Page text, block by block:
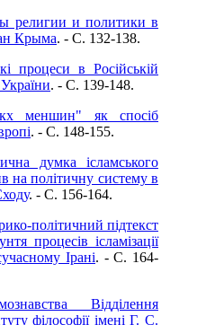
религии и политики в
Крыма. - C. 132-138.
процеси в Російській
. - C. 139-148.
меншин" як спосіб
. - C. 148-155.
думка ісламського
на політичну систему в
. - C. 156-164.
політичний підтекст
процесів ісламізації
Ірані. - C. 164-
Відділення
філософії імені Г. С.